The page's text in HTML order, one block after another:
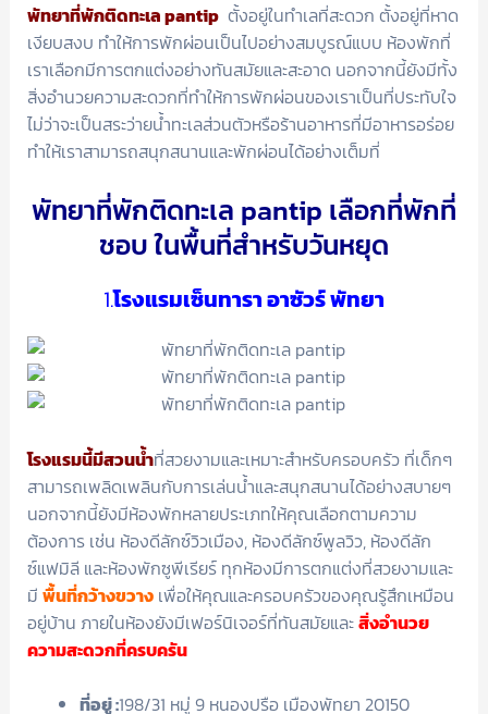
พัทยาที่พักติดทะเล pantipตั้งอยู่ในทำเลที่สะดวก ตั้งอยู่ที่หาด
เงียบสงบ ทำให้การพักผ่อนเป็นไปอย่างสมบูรณ์แบบ ห้องพักที่
เราเลือกมีการตกแต่งอย่างทันสมัยและสะอาด นอกจากนี้ยังมีทั้ง
สิ่งอำนวยความสะดวกที่ทำให้การพักผ่อนของเราเป็นที่ประทับใจ
ไม่ว่าจะเป็นสระว่ายน้ำทะเลส่วนตัวหรือร้านอาหารที่มีอาหารอร่อย
ทำให้เราสามารถสนุกสนานและพักผ่อนได้อย่างเต็มที่
พัทยาที่พักติดทะเล pantip เลือกที่พักที่
ชอบ ในพื้นที่สำหรับวันหยุด
1.โรงแรมเซ็นทารา อาซัวร์ พัทยา
โรงแรมนี้มีสวนน้ำที่สวยงามและเหมาะสำหรับครอบครัว ที่เด็กๆ
สามารถเพลิดเพลินกับการเล่นน้ำและสนุกสนานได้อย่างสบายๆ
นอกจากนี้ยังมีห้องพักหลายประเภทให้คุณเลือกตามความ
ต้องการ เช่น ห้องดีลักซ์วิวเมือง, ห้องดีลักซ์พูลวิว, ห้องดีลัก
ซ์แฟมิลี และห้องพักซูพีเรียร์ ทุกห้องมีการตกแต่งที่สวยงามและ
มี พื้นที่กว้างขวางเพื่อให้คุณและครอบครัวของคุณรู้สึกเหมือน
อยู่บ้าน ภายในห้องยังมีเฟอร์นิเจอร์ที่ทันสมัยและสิ่งอำนวย
ความสะดวกที่ครบครัน
ที่อยู่ :198/31 หมู่ 9 หนองปรือ เมืองพัทยา 20150